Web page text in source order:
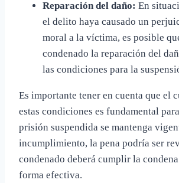
Reparación del daño: En
el delito haya causado un
moral a la víctima, es posible
condenado la reparación del
las condiciones para la
Es importante tener en cuenta que el
estas condiciones es fundamental
prisión suspendida se mantenga
incumplimiento, la pena podría ser
condenado deberá cumplir la
forma efectiva.